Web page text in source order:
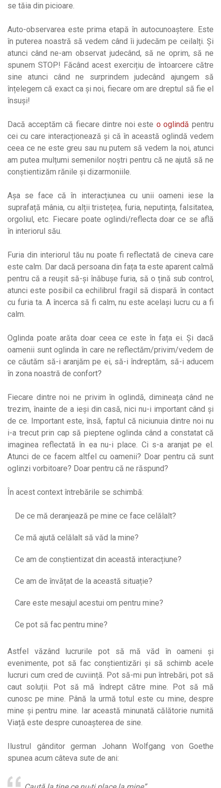
se tăia din picioare.
Auto-observarea este prima etapă în autocunoaștere. Este
în puterea noastră să vedem când îi judecăm pe ceilalți. Și
atunci când ne-am observat judecând, să ne oprim, să ne
spunem STOP! Făcând acest exercițiu de întoarcere către
sine atunci când ne surprindem judecând ajungem să
înțelegem că exact ca și noi, fiecare om are dreptul să fie el
însuși!
Dacă acceptăm că fiecare dintre noi este o oglindă pentru
cei cu care interacționează și că în această oglindă vedem
ceea ce ne este greu sau nu putem să vedem la noi, atunci
am putea mulțumi semenilor noștri pentru că ne ajută să ne
conștientizăm rănile și dizarmoniile.
Așa se face că în interacțiunea cu unii oameni iese la
suprafață mânia, cu alții tristețea, furia, neputința, falsitatea,
orgoliul, etc. Fiecare poate oglindi/reflecta doar ce se află
în interiorul său.
Furia din interiorul tău nu poate fi reflectată de cineva care
este calm. Dar dacă persoana din fața ta este aparent calmă
pentru că a reușit să-și înăbușe furia, să o țină sub control,
atunci este posibil ca echilibrul fragil să dispară în contact
cu furia ta. A încerca să fi calm, nu este același lucru cu a fi
calm.
Oglinda poate arăta doar ceea ce este în fața ei. Și dacă
oamenii sunt oglinda în care ne reflectăm/privim/vedem de
ce căutăm să-i aranjăm pe ei, să-i îndreptăm, să-i aducem
în zona noastră de confort?
Fiecare dintre noi ne privim în oglindă, dimineața când ne
trezim, înainte de a ieși din casă, nici nu-i important când și
de ce. Important este, însă, faptul că niciunuia dintre noi nu
i-a trecut prin cap să pieptene oglinda când a constatat că
imaginea reflectată în ea nu-i place. Ci s-a aranjat pe el.
Atunci de ce facem altfel cu oamenii? Doar pentru că sunt
oglinzi vorbitoare? Doar pentru că ne răspund?
În acest context întrebările se schimbă:
De ce mă deranjează pe mine ce face celălalt?
Ce mă ajută celălalt să văd la mine?
Ce am de conștientizat din această interacțiune?
Ce am de învățat de la această situație?
Care este mesajul acestui om pentru mine?
Ce pot să fac pentru mine?
Astfel văzând lucrurile pot să mă văd în oameni și
evenimente, pot să fac conștientizări și să schimb acele
lucruri cum cred de cuviință. Pot să-mi pun întrebări, pot să
caut soluții. Pot să mă îndrept către mine. Pot să mă
cunosc pe mine. Până la urmă totul este cu mine, despre
mine și pentru mine. Iar această minunată călătorie numită
Viață este despre cunoașterea de sine.
Ilustrul gânditor german Johann Wolfgang von Goethe
spunea acum câteva sute de ani: